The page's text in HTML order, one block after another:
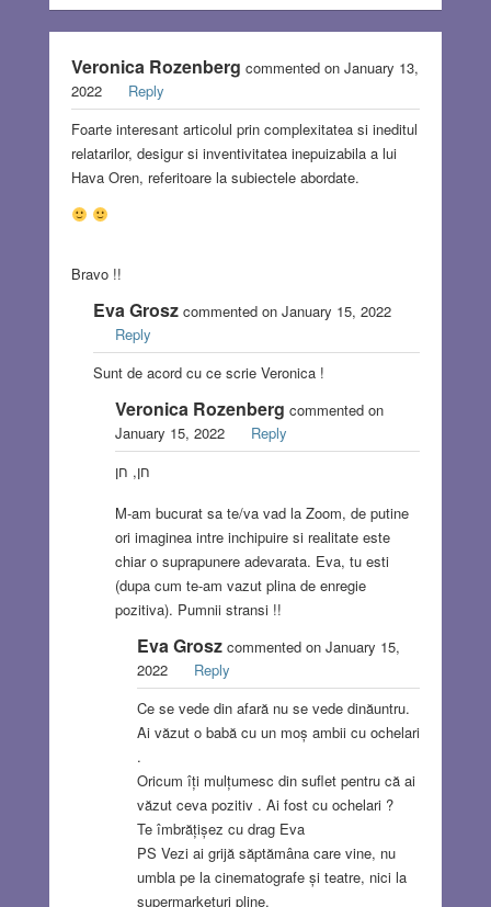
Veronica Rozenberg commented on January 13,
2022
Reply
Foarte interesant articolul prin complexitatea si ineditul
relatarilor, desigur si inventivitatea inepuizabila a lui
Hava Oren, referitoare la subiectele abordate.
Bravo !!
Eva Groszcommented on January 15, 2022
Reply
Sunt de acord cu ce scrie Veronica !
Veronica Rozenberg commented on
January 15, 2022
Reply
חן, חן
M-am bucurat sa te/va vad la Zoom, de putine
ori imaginea intre inchipuire si realitate este
chiar o suprapunere adevarata. Eva, tu esti
(dupa cum te-am vazut plina de enregie
pozitiva). Pumnii stransi !!
Eva Groszcommented on January 15,
2022
Reply
Ce se vede din afară nu se vede dinăuntru.
Ai văzut o babă cu un moș ambii cu ochelari
.
Oricum îți mulțumesc din suflet pentru că ai
văzut ceva pozitiv . Ai fost cu ochelari ?
Te îmbrățișez cu drag Eva
PS Vezi ai grijă săptămâna care vine, nu
umbla pe la cinematografe și teatre, nici la
supermarketuri pline.